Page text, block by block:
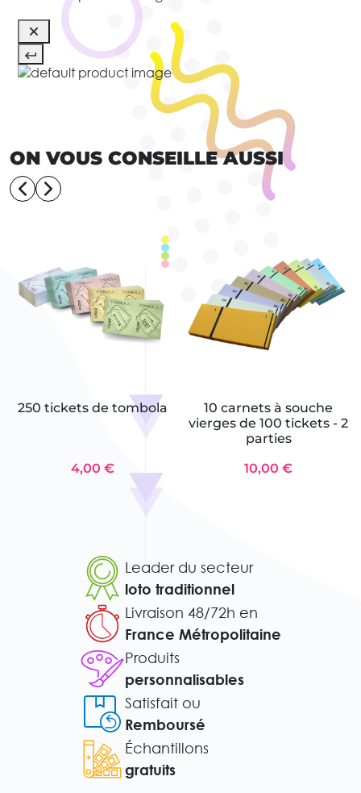
ON VOUS CONSEILLE AUSSI
250 tickets de tombola
4,00 €
10 carnets à souche
vierges de 100 tickets - 2
parties
10,00 €
Leader du secteur
loto traditionnel
Livraison 48/72h en
France Métropolitaine
Produits
personnalisables
Satisfait ou
Remboursé
Échantillons
gratuits